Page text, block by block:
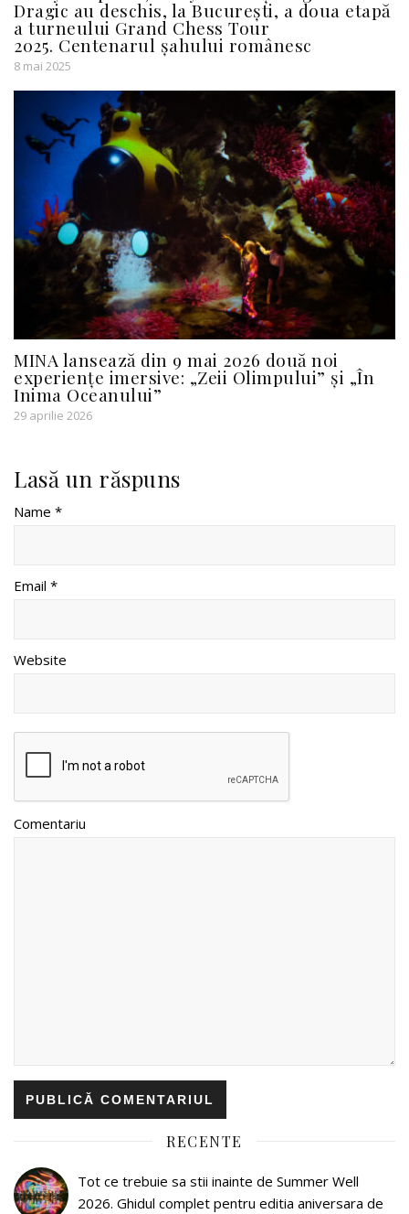
Dragic au deschis, la București, a doua etapă
a turneului Grand Chess Tour
2025. Centenarul șahului românesc
8 mai 2025
MINA lansează din 9 mai 2026 două noi
experiențe imersive: „Zeii Olimpului” și „În
Inima Oceanului”
29 aprilie 2026
Lasă un răspuns
Name *
Email *
Website
Comentariu
RECENTE
Tot ce trebuie sa stii inainte de Summer Well
2026. Ghidul complet pentru editia aniversara de